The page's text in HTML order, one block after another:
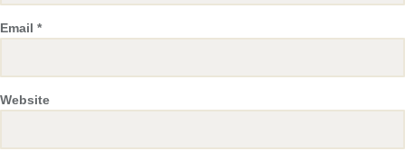
Email *
Website